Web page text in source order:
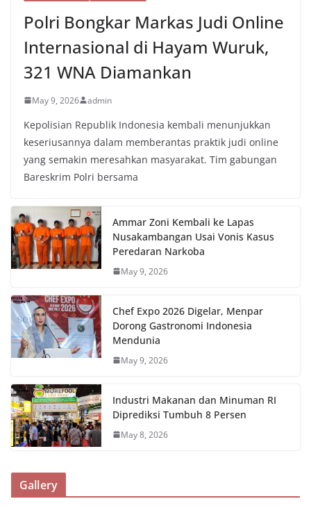
Polri Bongkar Markas Judi Online
Internasional di Hayam Wuruk,
321 WNA Diamankan
May 9, 2026 admin
Kepolisian Republik Indonesia kembali menunjukkan
keseriusannya dalam memberantas praktik judi online
yang semakin meresahkan masyarakat. Tim gabungan
Bareskrim Polri bersama
Ammar Zoni Kembali ke Lapas
Nusakambangan Usai Vonis Kasus
Peredaran Narkoba
May 9, 2026
Chef Expo 2026 Digelar, Menpar
Dorong Gastronomi Indonesia
Mendunia
May 9, 2026
Industri Makanan dan Minuman RI
Diprediksi Tumbuh 8 Persen
May 8, 2026
Gallery